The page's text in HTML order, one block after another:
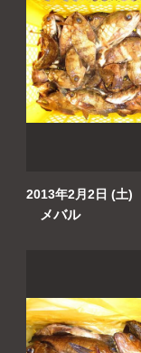
2013年2月2日 (土)
メバル